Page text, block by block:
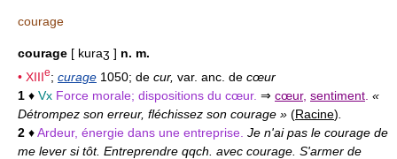
courage
courage [ kuraʒ ] n. m.
• XIIIe; curage 1050; de cur, var. anc. de cœur
1 ♦ Vx Force morale; dispositions du cœur. ⇒ cœur, sentiment «
Détrompez son erreur, fléchissez son courage » (Racine)
2 ♦Ardeur, énergie dans une entreprise. Je n'ai pas le courage de
me lever si tôt. Entreprendre qqch. avec courage. S'armer de